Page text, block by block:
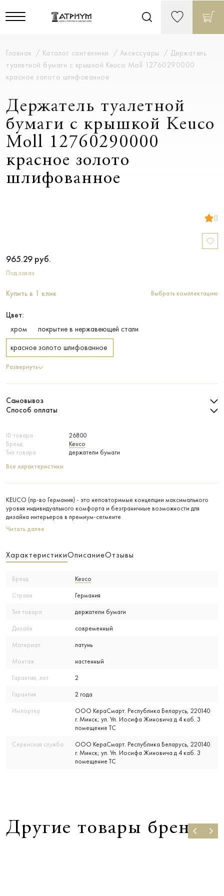
Главная Каталог сантехники Аксессуары
Держатель
туалетной бумаги с крышкой Keuco Moll 12760290000
красное золото шлифованное
Держатель туалетной
бумаги с крышкой Keuco
Moll 12760290000
красное золото
шлифованное
()
ID товара
26800
Бренд
Keuco
Тип товара
держатели бумаги
Все характеристики
KEUCO (пр-во Германия) - это неповторимые концепции максимального
уровня индивидуального комфорта и безграничные возможности для
дизайна интерьеров в премиум-сегменте
Читать далее
965.29 руб.
Под заказ
Купить в 1 клик Выбрать комплектацию
Цвет:
хром
покрытие в нержавеющей стали
красное золото шлифованное
Развернуть
Самовывоз
Способ оплаты
ХарактеристикиОписаниеОтзывы
Бренд Keuco
Страна Германия
Тип товара держатели бумаги
Дизайн современный
Материал латунь
Монтаж настенный
Гарантия, лет 2
Гарантия 2 года
Импортер
ООО КераСмарт. Республика Беларусь, 220140
г. Минск; ул. Ул. Иосифа Жиновича д 4 каб. 3
помещение ТС
Сервисная служба
ООО КераСмарт. Республика Беларусь, 220140
г. Минск; ул. Ул. Иосифа Жиновича д 4 каб. 3
помещение ТС
Другие товары бренда